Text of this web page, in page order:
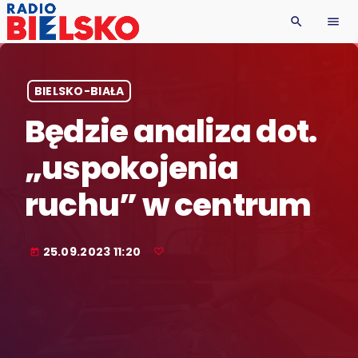
search menu
BIELSKO-BIAŁA
Będzie analiza dot.
„uspokojenia
ruchu” w centrum
today 25.09.2023 11:20